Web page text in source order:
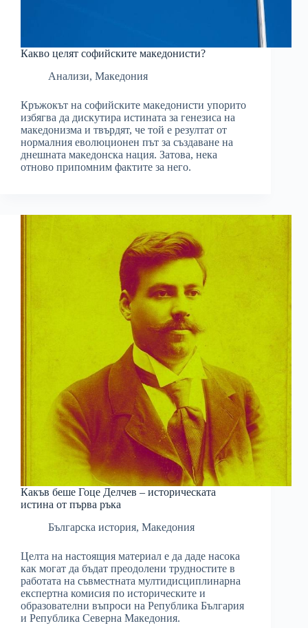
Какво целят софийските македонисти?
Анализи, Македония
Кръжокът на софийските македонисти упорито
избягва да дискутира истината за генезиса на
македонизма и твърдят, че той е резултат от
нормалния еволюционен път за създаване на
днешната македонска нация. Затова, нека
отново припомним фактите за него.
Какъв беше Гоце Делчев – историческата
истина от първа ръка
Българска история, Македония
Целта на настоящия материал е да даде насока
как могат да бъдат преодолени трудностите в
работата на съвместната мултидисциплинарна
експертна комисия по историческите и
образователни въпроси на Република България
и Република Северна Македония.